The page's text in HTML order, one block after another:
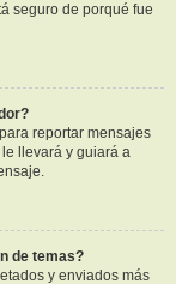
seguro de porqué fue
reportar mensajes
llevará y guiará a
de temas?
y enviados más